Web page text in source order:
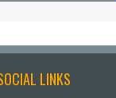
LINKS